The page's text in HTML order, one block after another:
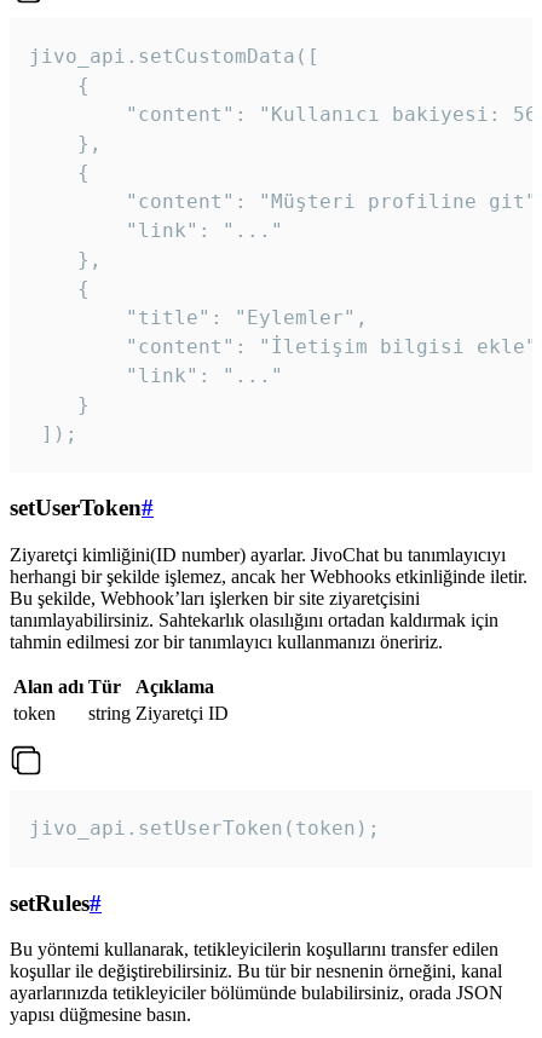
jivo_api.setCustomData([
    {
"content": "Kullanıcı bakiyesi:
    },
    {
"content": "Müşteri profiline
        "link": "..."
    },
    {
        "title": "Eylemler",
"content": "İletişim bilgisi
        "link": "..."
    }
]);
setUserToken#
Ziyaretçi kimliğini(ID number) ayarlar. JivoChat bu tanımlayıcıyı
herhangi bir şekilde işlemez, ancak her Webhooks etkinliğinde iletir.
Bu şekilde, Webhook’ları işlerken bir site ziyaretçisini
tanımlayabilirsiniz. Sahtekarlık olasılığını ortadan kaldırmak için
tahmin edilmesi zor bir tanımlayıcı kullanmanızı öneririz.
Alan adı Tür
Açıklama
token
string Ziyaretçi ID
jivo_api.setUserToken(token);
setRules#
Bu yöntemi kullanarak, tetikleyicilerin koşullarını transfer edilen
koşullar ile değiştirebilirsiniz. Bu tür bir nesnenin örneğini, kanal
ayarlarınızda tetikleyiciler bölümünde bulabilirsiniz, orada JSON
yapısı düğmesine basın.